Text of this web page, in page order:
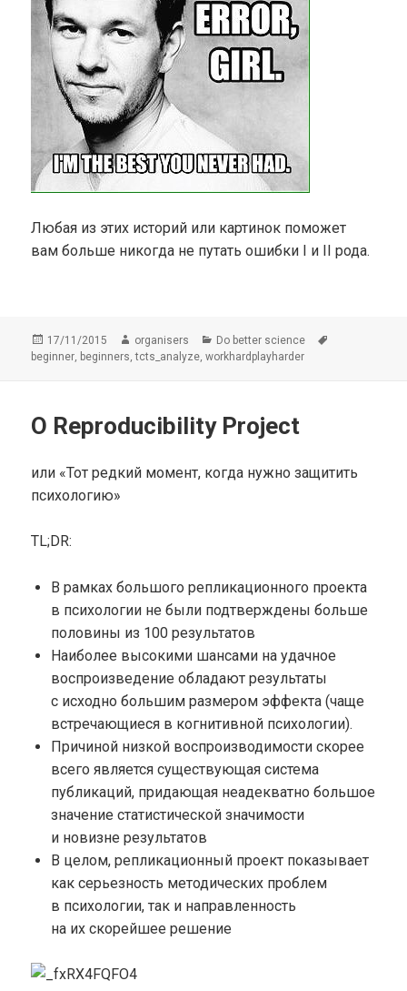
Любая из этих историй или картинок поможет
вам больше никогда не путать ошибки I и II рода.
Опубликовано
17/11/2015 Автор
organisers Рубрики
Do better science
beginner, beginners,tcts_analyze,workhardplayharder
О Reproducibility Project
или «Тот редкий момент, когда нужно защитить
психологию»
TL;DR:
В рамках большого репликационного проекта
в психологии не были подтверждены больше
половины из 100 результатов
Наиболее высокими шансами на удачное
воспроизведение обладают результаты
с исходно большим размером эффекта (чаще
встречающиеся в когнитивной психологии).
Причиной низкой воспроизводимости скорее
всего является существующая система
публикаций, придающая неадекватно большое
значение статистической значимости
и новизне результатов
В целом, репликационный проект показывает
как серьезность методических проблем
в психологии, так и направленность
на их скорейшее решение